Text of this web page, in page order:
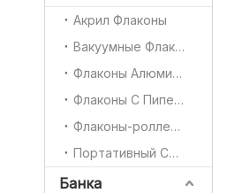
Акрил Флаконы
Вакуумные Флаконы
Флаконы Алюминиевые
Флаконы С Пипеткой
Флаконы-роллеры
Портативный Силиконовый Флакончик Для Дезинфекции Рук
Банка